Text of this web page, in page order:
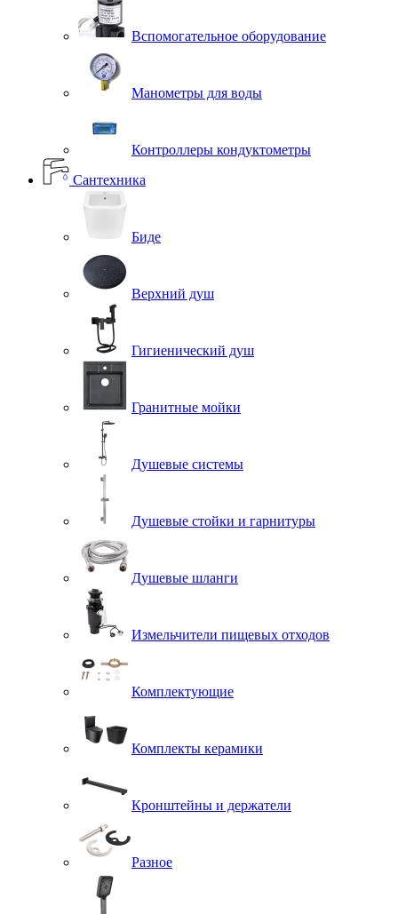
Вспомогательное оборудование
Манометры для воды
Контроллеры кондуктометры
Сантехника
Биде
Верхний душ
Гигиенический душ
Гранитные мойки
Душевые системы
Душевые стойки и гарнитуры
Душевые шланги
Измельчители пищевых отходов
Комплектующие
Комплекты керамики
Кронштейны и держатели
Разное